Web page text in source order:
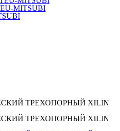
MITSUBI
ТРЕХОПОРНЫЙ XILIN
ТРЕХОПОРНЫЙ XILIN